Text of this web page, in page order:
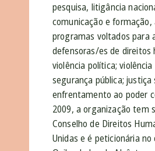
pesquisa, litigância
comunicação e
programas voltados para
defensoras/es de direitos
violência política;
segurança pública;
enfrentamento ao poder
2009, a organização tem
Conselho de Direitos
Unidas e é peticionária no